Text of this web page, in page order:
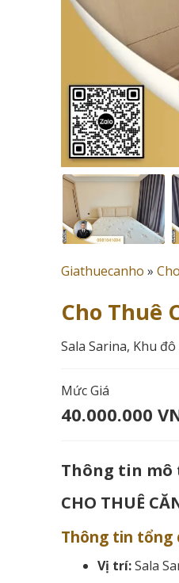
Giathuecanho »
Cho Thuê
Sala Sarina, Khu
Mức Giá
40.000.000
Thông tin mô
CHO THUÊ
Thông tin tổng
Vị trí:Sala